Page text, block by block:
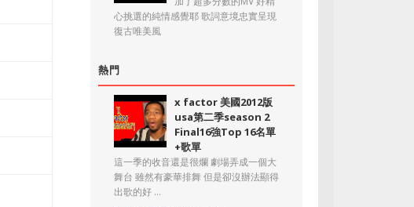
心挑選的純情感覺耶 歌詞意境忠實呈現
復古唯美風
熱門
x factor 美國2012版
usa第二季season 2
Final16強Top 16名單
+歌單
這一季的收音還是很爛 劇場弄成一個大
舞台 雖然有豪華排舞 但是卻沒辦法顯得
出歌的好 ...